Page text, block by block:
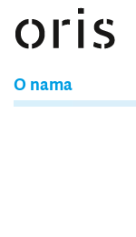
O nama